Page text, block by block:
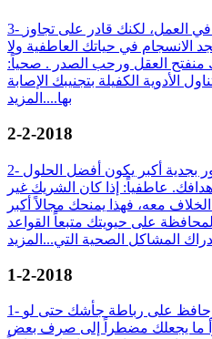
3- مهنياً: تواجه ضغوطاً كبيرة في العمل، لكنك قادر على تجاوز
الانسجام في حياتك العاطفية ولا
العقل ورحب الصدر . صحياً:
الكفيلة بتجنيبك الإصابة
بها.... المزيد
2-2-2018
2- مهنياً: التعاطي مع بعض الأمور بجدية أكبر يكون أفضل الحلول
عاطفياً: إذا كان الشريك غير
معه، فهذا يمنحك مجالاً أكبر
على حيويتك متبعاً القواعد
المشاكل الصحية التي... المزيد
1-2-2018
1- مهنياً: تجنب الخيبات والارتباك، وحافظ على رباطة جأشك حتى لو
ما يجعلك مضطراً إلى صرف بعض